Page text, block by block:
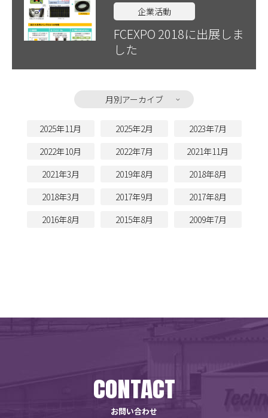
企業活動
FCEXPO 2018に出展しま
した
月別アーカイブ
2025年11月 2025年2月
2023年7月
2022年10月
2022年7月
2021年11月
2021年3月
2019年8月
2018年8月
2018年3月
2017年9月
2017年8月
2016年8月
2015年8月 2009年7月
CONTACT
お問い合わせ